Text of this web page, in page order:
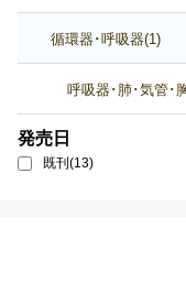
循環器･呼吸器(1)
呼吸器･肺･気管･
発売日
既刊(13)